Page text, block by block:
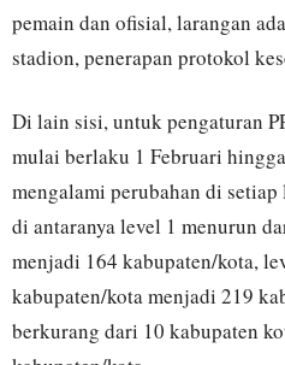
pemain dan ofisial, larangan
stadion, penerapan protokol
Di lain sisi, untuk pengaturan
mulai berlaku 1 Februari
mengalami perubahan di
di antaranya level 1 menurun
menjadi 164 kabupaten/kota,
kabupaten/kota menjadi 219
berkurang dari 10 kabupaten